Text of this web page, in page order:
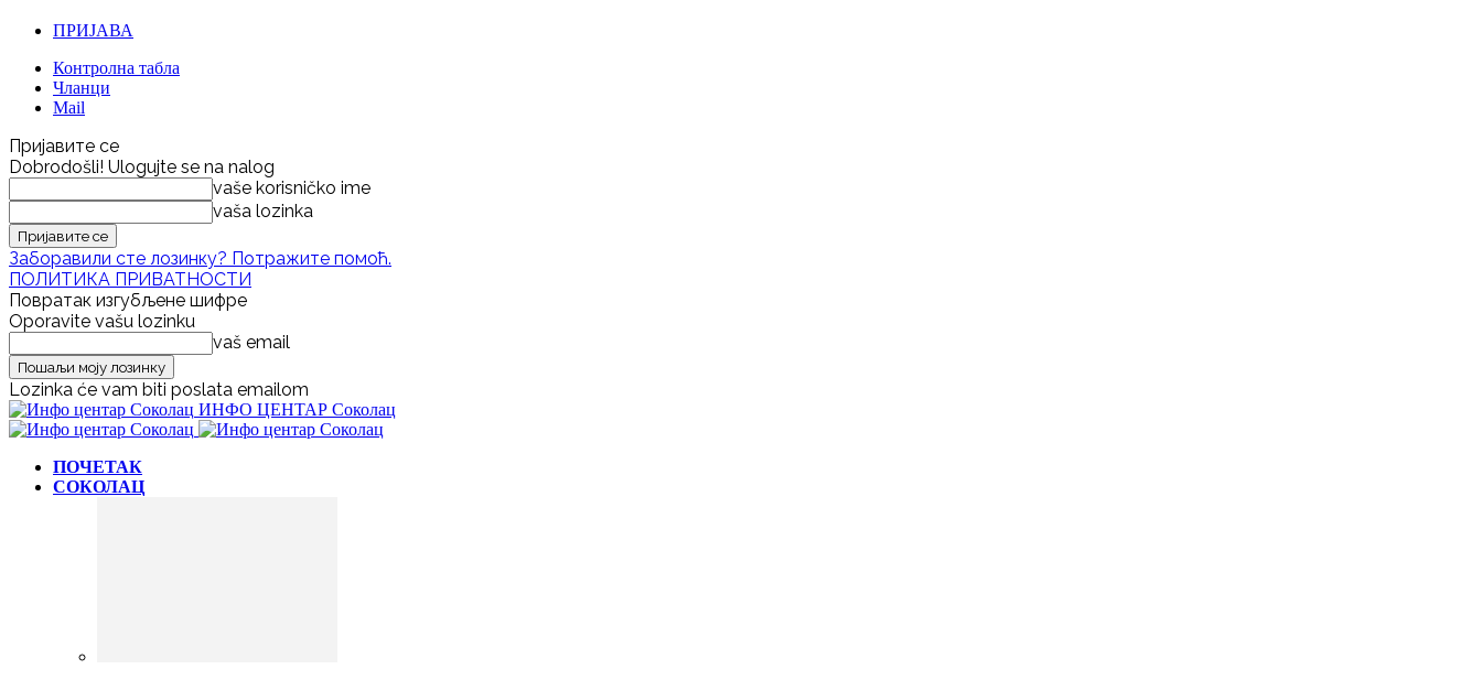
ПРИЈАВА
Контролна табла
Чланци
Mail
Пријавите се
Dobrodošli! Ulogujte se na nalog
vaše korisničko ime
vaša lozinka
Заборавили сте лозинку? Потражите помоћ.
ПОЛИТИКА ПРИВАТНОСТИ
Повратак изгубљене шифре
Oporavite vašu lozinku
vaš email
Lozinka će vam biti poslata emailom
ИНФО ЦЕНТАР Соколац
ПОЧЕТАК
СОКОЛАЦ